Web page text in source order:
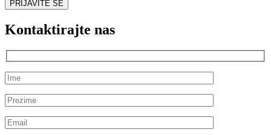
Kontaktirajte nas